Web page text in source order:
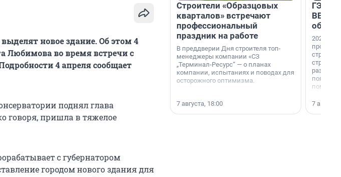
новое здание. Об этом 4
Любимова во время встречи с
4 апреля сообщает
поднял глава
говоря, пришла в тяжелое
с губернатором
городом нового здания для
Строители «Образцовых
кварталов» встречают
профессиональный
праздник на работе
В преддверии Дня строителя топ-
менеджеры компании «СЗ
„Терминал-Ресурс“ — о планах
компании, испытаниях и поводах для
осторожного оптимизма.
7 августа, 18:00
ГЭС,
ВВП: в
об
2026-й —
раз. В
7